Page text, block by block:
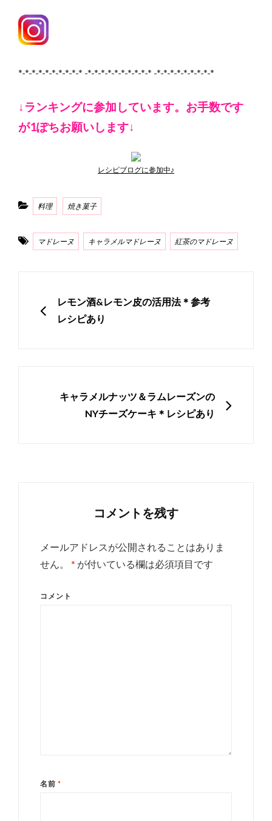
*-*-*-*-*-*-*-*-*-* -*-*-*-*-*-*-*-*-*-* -*-*-*-*-*-*-*-*-*
↓ランキングに参加しています。お手数です
が1ぽちお願いします↓
レシピブログに参加中♪
Categories
料理 焼き菓子
Tags
マドレーヌ キャラメルマドレーヌ 紅茶のマドレーヌ
PREVIOUS
レモン酒&レモン皮の活用法＊参考
レシピあり
NEXT
キャラメルナッツ＆ラムレーズンの
NYチーズケーキ＊レシピあり
コメントを残す
メールアドレスが公開されることはありま
せん。
* が付いている欄は必須項目です
コメント
名前 *